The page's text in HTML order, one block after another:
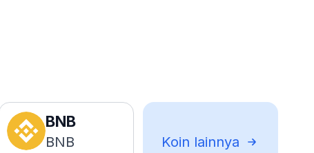
BNB
BNB Koin lainnya